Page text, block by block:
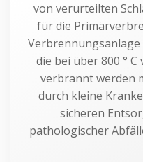
von verurteilten
für die
Verbrennungsanlage
die bei über 800 °
verbrannt werden
durch kleine
sicheren
pathologischer